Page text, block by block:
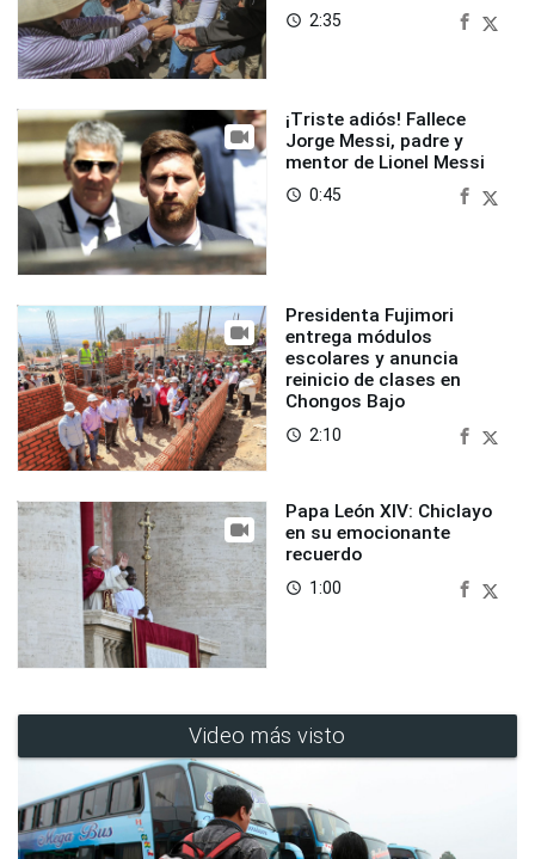
access_time 2:35
¡Triste adiós! Fallece
Jorge Messi, padre y
mentor de Lionel Messi
access_time 0:45
Presidenta Fujimori
entrega módulos
escolares y anuncia
reinicio de clases en
Chongos Bajo
access_time 2:10
Papa León XIV: Chiclayo
en su emocionante
recuerdo
access_time 1:00
Video más visto